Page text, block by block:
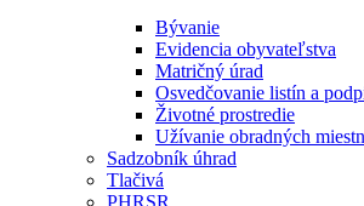
Bývanie
Evidencia obyvateľstva
Matričný úrad
Osvedčovanie listín a
Životné prostredie
Užívanie obradných
Sadzobník úhrad
Tlačivá